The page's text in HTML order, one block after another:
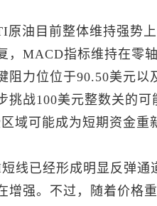
原油目前整体维持强势
，MACD指标维持在零
阻力位位于90.50美元
挑战100美元整数关的
域可能成为短期资金重
线已经形成明显反弹
增强。不过，随着价格